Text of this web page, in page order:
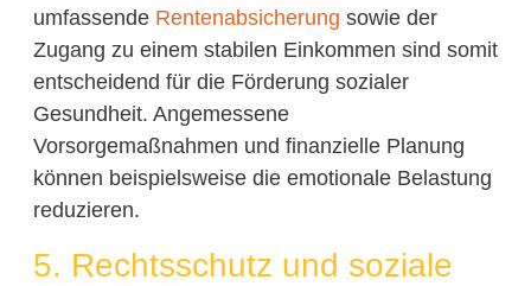
umfassende Rentenabsicherung sowie der
Zugang zu einem stabilen Einkommen sind somit
entscheidend für die Förderung sozialer
Gesundheit. Angemessene
Vorsorgemaßnahmen und finanzielle Planung
können beispielsweise die emotionale Belastung
reduzieren.
5. Rechtsschutz und soziale